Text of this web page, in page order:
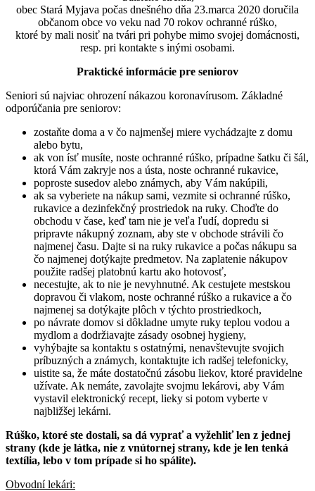
obec Stará Myjava počas dnešného dňa 23.marca 2020 doručila
občanom obce vo veku nad 70 rokov ochranné rúško,
ktoré by mali nosiť na tvári pri pohybe mimo svojej domácnosti,
resp. pri kontakte s inými osobami.
Praktické informácie pre seniorov
Seniori sú najviac ohrození nákazou koronavírusom. Základné
odporúčania pre seniorov:
zostaňte doma a v čo najmenšej miere vychádzajte z domu
alebo bytu,
ak von ísť musíte, noste ochranné rúško, prípadne šatku či šál,
ktorá Vám zakryje nos a ústa, noste ochranné rukavice,
poproste susedov alebo známych, aby Vám nakúpili,
ak sa vyberiete na nákup sami, vezmite si ochranné rúško,
rukavice a dezinfekčný prostriedok na ruky. Choďte do
obchodu v čase, keď tam nie je veľa ľudí, dopredu si
pripravte nákupný zoznam, aby ste v obchode strávili čo
najmenej času. Dajte si na ruky rukavice a počas nákupu sa
čo najmenej dotýkajte predmetov. Na zaplatenie nákupov
použite radšej platobnú kartu ako hotovosť,
necestujte, ak to nie je nevyhnutné. Ak cestujete mestskou
dopravou či vlakom, noste ochranné rúško a rukavice a čo
najmenej sa dotýkajte plôch v týchto prostriedkoch,
po návrate domov si dôkladne umyte ruky teplou vodou a
mydlom a dodržiavajte zásady osobnej hygieny,
vyhýbajte sa kontaktu s ostatnými, nenavštevujte svojich
príbuzných a známych, kontaktujte ich radšej telefonicky,
uistite sa, že máte dostatočnú zásobu liekov, ktoré pravidelne
užívate. Ak nemáte, zavolajte svojmu lekárovi, aby Vám
vystavil elektronický recept, lieky si potom vyberte v
najbližšej lekárni.
Rúško, ktoré ste dostali, sa dá vyprať a vyžehliť len z jednej
strany (kde je látka, nie z vnútornej strany, kde je len tenká
textília, lebo v tom prípade si ho spálite).
Obvodní lekári: